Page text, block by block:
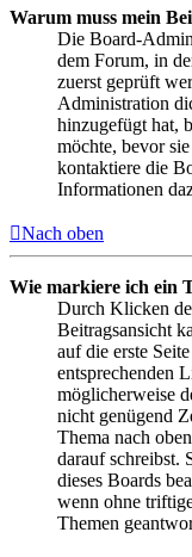
Warum muss mein
Die Board-
dem Forum, in
zuerst geprüft
Administration
hinzugefügt hat,
möchte, bevor
kontaktiere die
Informationen
Nach oben
Wie markiere ich ein
Durch Klicken
Beitragsansicht
auf die erste
entsprechenden
möglicherweise
nicht genügend
Thema nach
darauf schreibst.
dieses Boards
wenn ohne
Themen